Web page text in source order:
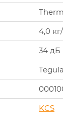
4,0
34 дБ
KCS